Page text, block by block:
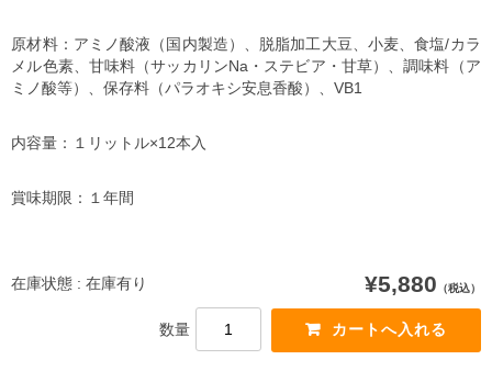
原材料：アミノ酸液（国内製造）、脱脂加工大豆、小麦、食塩/カラ
メル色素、甘味料（サッカリンNa・ステビア・甘草）、調味料（ア
ミノ酸等）、保存料（パラオキシ安息香酸）、VB1
内容量：１リットル×12本入
賞味期限：１年間
在庫状態 : 在庫有り ¥5,880 （税込）
数量